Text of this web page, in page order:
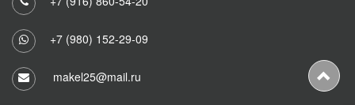
+7 (980) 152-29-09
makel25@mail.ru